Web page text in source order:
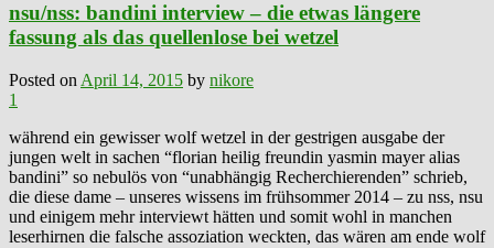
nsu/nss: bandini interview – die etwas längere
fassung als das quellenlose bei wetzel
Posted on April 14, 2015 by nikore
1
während ein gewisser wolf wetzel in der gestrigen ausgabe der
jungen welt in sachen “florian heilig freundin yasmin mayer alias
bandini” so nebulös von “unabhängig Recherchierenden” schrieb,
die diese dame – unseres wissens im frühsommer 2014 – zu nss, nsu
und einigem mehr interviewt hätten und somit wohl in manchen
leserhirnen die falsche assoziation weckten, das wären am ende wolf